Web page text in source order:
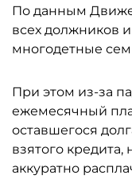
По данным
всех должников
многодетные
При этом из-за
ежемесячный
оставшегося
взятого кредита,
аккуратно